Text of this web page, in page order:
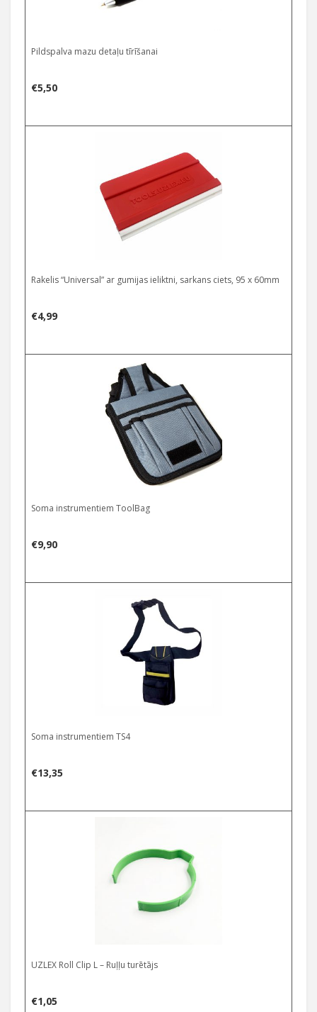
Pildspalva mazu detaļu tīrīšanai
€5,50
Rakelis “Universal” ar gumijas ieliktni, sarkans ciets, 95 x 60mm
€4,99
Soma instrumentiem ToolBag
€9,90
Soma instrumentiem TS4
€13,35
UZLEX Roll Clip L – Ruļļu turētājs
€1,05